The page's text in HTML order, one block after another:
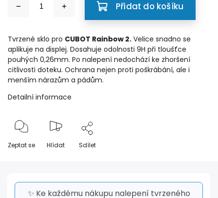
Přidat do košíku
Tvrzené sklo pro CUBOT Rainbow 2. Velice snadno se
aplikuje na displej. Dosahuje odolnosti 9H při tloušťce
pouhých 0,26mm. Po nalepení nedochází ke zhoršení
citlivosti doteku. Ochrana nejen proti poškrábání, ale i
menším nárazům a pádům.
Detailní informace
Zeptat se Hlídat Sdílet
✨ Ke každému nákupu nalepení tvrzeného